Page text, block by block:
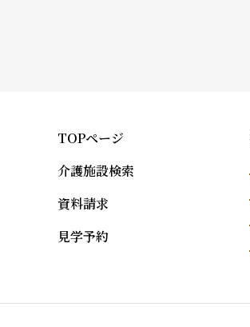
TOPページ
介護施設検索
資料請求
見学予約